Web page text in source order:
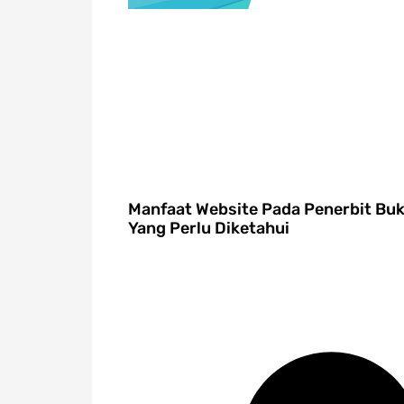
Manfaat Website Pada Penerbit
Yang Perlu Diketahui